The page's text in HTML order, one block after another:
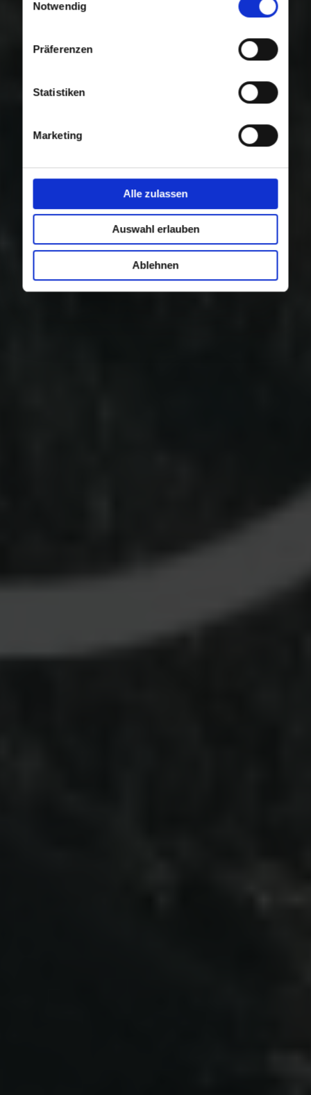
Nutzung der Dienste gesammelt haben.
Notwendig
Präferenzen
Statistiken
Marketing
Alle zulassen
Auswahl erlauben
Ablehnen